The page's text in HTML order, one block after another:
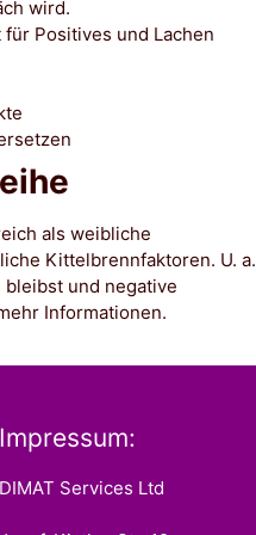
wird.
Positives und Lachen
als weibliche
Kittelbrennfaktoren. U. a.
und negative
Informationen.
Impressum:
DIMAT Services Ltd